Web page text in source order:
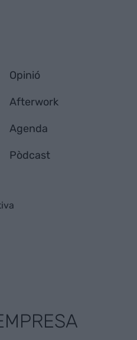
Opinió
Afterwork
Agenda
Pòdcast